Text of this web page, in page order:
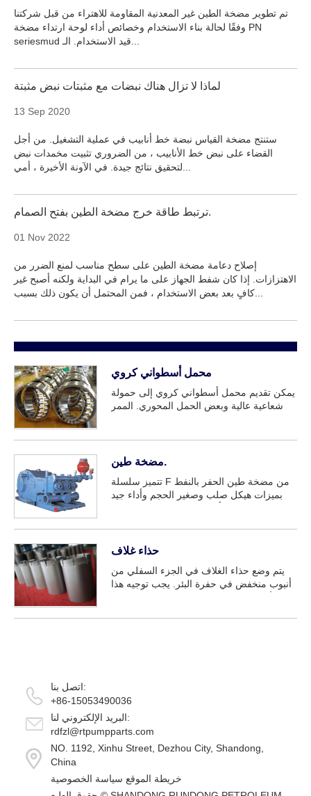
تم تطوير مضخة الطين غير المعدنية المقاومة للاهتراء من قبل شركتنا
وفقًا لحالة بناء الاستخدام وخصائص أداء لوحة ارتداء مضخة PN
seriesmud قيد الاستخدام. الـ...
لماذا لا تزال هناك نبضات مع مثبتات نبض مثبتة
13 Sep 2020
ستنتج مضخة القياس نبضة خط أنابيب في عملية التشغيل. من أجل
القضاء على نبض خط الأنابيب ، من الضروري تثبيت مخمدات نبض
لتحقيق نتائج جيدة. في الآونة الأخيرة ، أمي...
ترتبط طاقة خرج مضخة الطين بفتح الصمام.
01 Nov 2022
إصلاح دعامة مضخة الطين على سطح مناسب لمنع الضرر من
الاهتزازات. إذا كان شفط الجهاز على ما يرام في البداية ولكنه أصبح غير
كافٍ بعد بعض الاستخدام ، فمن المحتمل أن يكون ذلك بسبب...
محمل أسطواني كروي
يمكن تقديم محمل أسطواني كروي إلى حمولة
شعاعية عالية وبعض الحمل المحوري. الممر
مضخة طين.
تتميز سلسلة F من مضخة طين الحفر بالنفط
بميزات هيكل صلب وصغير الحجم وأداء جيد
حذاء غلاف
يتم وضع حذاء الغلاف في الجزء السفلي من
أنبوب منخفض في حفرة البئر. يجب توجيه هذا
اتصل بنا:
+86-15053490036
البريد الإلكتروني لنا:
rdfzl@rtpumpparts.com
NO. 1192, Xinhu Street, Dezhou City, Shandong,
China
خريطة الموقع سياسة الخصوصية